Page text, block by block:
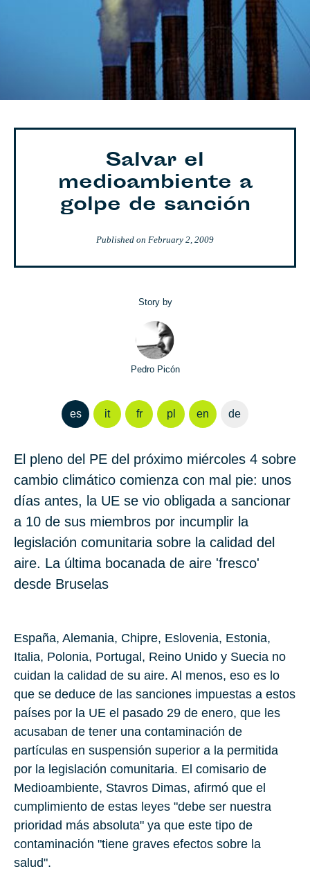
Salvar el
medioambiente a
golpe de sanción
Published on February 2, 2009
Story by
Pedro Picón
es it fr pl en de
El pleno del PE del próximo miércoles 4 sobre
cambio climático comienza con mal pie: unos
días antes, la UE se vio obligada a sancionar
a 10 de sus miembros por incumplir la
legislación comunitaria sobre la calidad del
aire. La última bocanada de aire 'fresco'
desde Bruselas
España, Alemania, Chipre, Eslovenia, Estonia,
Italia, Polonia, Portugal, Reino Unido y Suecia no
cuidan la calidad de su aire. Al menos, eso es lo
que se deduce de las sanciones impuestas a estos
países por la UE el pasado 29 de enero, que les
acusaban de tener una contaminación de
partículas en suspensión superior a la permitida
por la legislación comunitaria. El comisario de
Medioambiente, Stavros Dimas, afirmó que el
cumplimiento de estas leyes "debe ser nuestra
prioridad más absoluta" ya que este tipo de
contaminación "tiene graves efectos sobre la
salud".